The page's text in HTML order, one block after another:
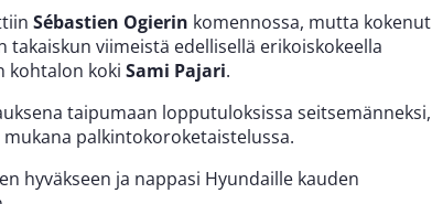
Sébastien Ogierin komennossa, mutta kokenut
viimeistä edellisellä erikoiskokeella
kohtalon koki Sami Pajari.
taipumaan lopputuloksissa seitsemänneksi,
palkintokoroketaistelussa.
hyväkseen ja nappasi Hyundaille kauden